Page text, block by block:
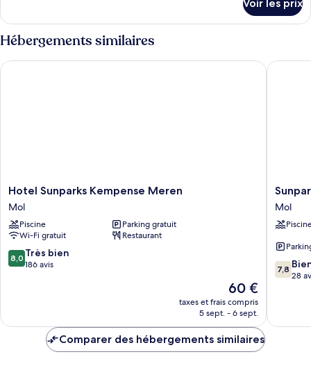
de
chambre :
Chambre
le
type
de
chambre
Chambre
Voir les prix
Hébergements similaires
Hotel
Sunparks
Kempense
Meren
Mol
Hotel Sunparks Kempense Meren
Mol
Piscine
Parking gratuit
Wi-Fi gratuit
Restaurant
8.0
sur
8,0 Très bien
186 avis
Le
nouveau
prix
de
60 €
taxes et frais compris
5 sept. - 6 sept.
Hotel Sunparks Kempense Meren
Meren
Mol
Mol
7.8
sur
7,8
28
Comparer des hébergements similaires